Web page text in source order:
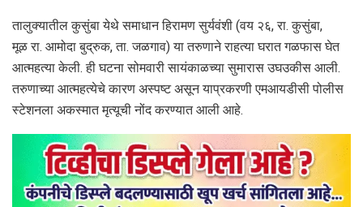
तालुक्यातील कुसुंबा येथे समाधान हिरामण सुर्यवंशी (वय २६, रा. कुसुंबा,
मूळ रा. आमोदा बुद्रुक, ता. जळगाव) या तरुणाने राहत्या घरात गळफास घेत
आत्महत्या केली. ही घटना सोमवारी सायंकाळच्या सुमारास उघउकीस आली.
तरुणाच्या आत्महत्येचे कारण अस्पष्ट असून याप्रकरणी एमआयडीसी पोलीस
स्टेशनला अकस्मात मृत्यूची नोंद करण्यात आली आहे.